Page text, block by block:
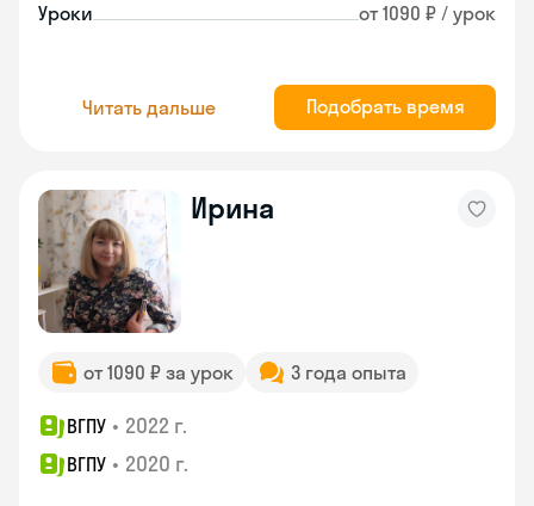
Уроки от 1090 ₽ / урок
Читать дальше Подобрать время
Ирина
от 1090 ₽ за урок 3 года опыта
ВГПУ • 2022 г.
ВГПУ • 2020 г.